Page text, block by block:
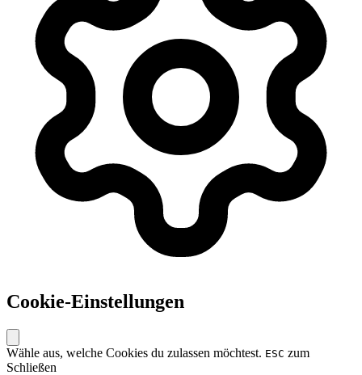
Cookie-Einstellungen
Wähle aus, welche Cookies du zulassen möchtest. ESC zum
Schließen